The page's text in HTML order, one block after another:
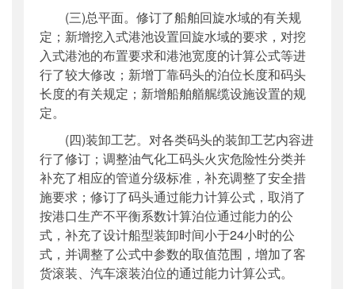
(三)总平面。修订了船舶回旋水域的有关规
定；新增挖入式港池设置回旋水域的要求，对挖
入式港池的布置要求和港池宽度的计算公式等进
行了较大修改；新增丁靠码头的泊位长度和码头
长度的有关规定；新增船舶艏艉缆设施设置的规
定。
(四)装卸工艺。对各类码头的装卸工艺内容进
行了修订；调整油气化工码头火灾危险性分类并
补充了相应的管道分级标准，补充调整了安全措
施要求；修订了码头通过能力计算公式，取消了
按港口生产不平衡系数计算泊位通过能力的公
式，补充了设计船型装卸时间小于24小时的公
式，并调整了公式中参数的取值范围，增加了客
货滚装、汽车滚装泊位的通过能力计算公式。